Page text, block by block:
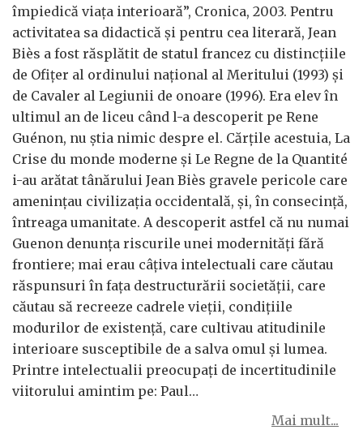
împiedică viața interioară”, Cronica, 2003. Pentru
activitatea sa didactică și pentru cea literară, Jean
Biès a fost răsplătit de statul francez cu distincțiile
de Ofițer al ordinului național al Meritului (1993) și
de Cavaler al Legiunii de onoare (1996). Era elev în
ultimul an de liceu când l-a descoperit pe Rene
Guénon, nu știa nimic despre el. Cărțile acestuia, La
Crise du monde moderne și Le Regne de la Quantité
i-au arătat tânărului Jean Biès gravele pericole care
amenințau civilizația occidentală, și, în consecință,
întreaga umanitate. A descoperit astfel că nu numai
Guenon denunța riscurile unei modernități fără
frontiere; mai erau câțiva intelectuali care căutau
răspunsuri în fața destructurării societății, care
căutau să recreeze cadrele vieții, condițiile
modurilor de existență, care cultivau atitudinile
interioare susceptibile de a salva omul și lumea.
Printre intelectualii preocupați de incertitudinile
viitorului amintim pe: Paul…
Mai mult...